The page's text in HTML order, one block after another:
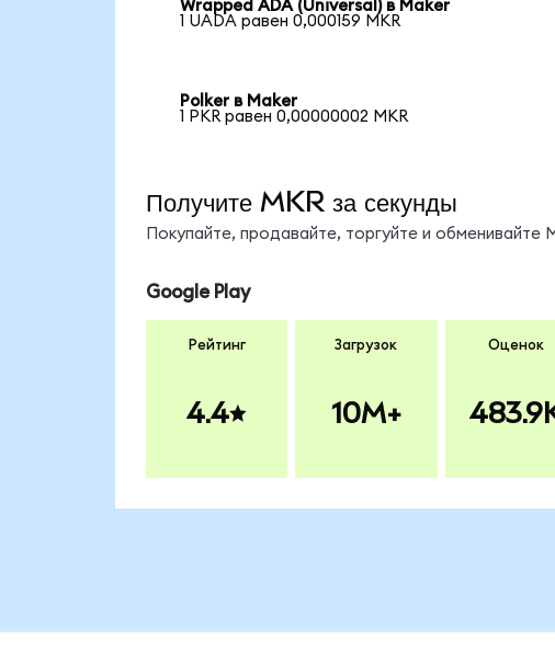
Wrapped ADA (Universal) в Maker
1 UADA равен 0,000159 MKR
Polker в Maker
1 PKR равен 0,00000002 MKR
Получите MKR за секунды
Покупайте, продавайте, торгуйте и
Google Play
Рейтинг
4.4
Загрузок
10M+
Оценок